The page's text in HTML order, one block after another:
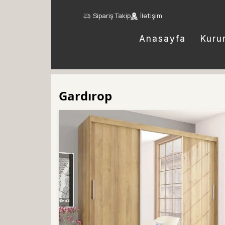
Gardırop
Sipariş Takip İletişim
Anasayfa